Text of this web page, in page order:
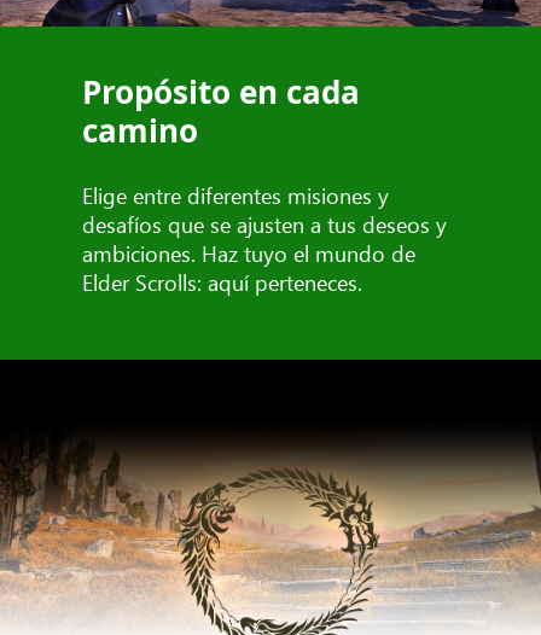
Propósito en cada
camino
Elige entre diferentes misiones y
desafíos que se ajusten a tus deseos y
ambiciones. Haz tuyo el mundo de
Elder Scrolls: aquí perteneces.